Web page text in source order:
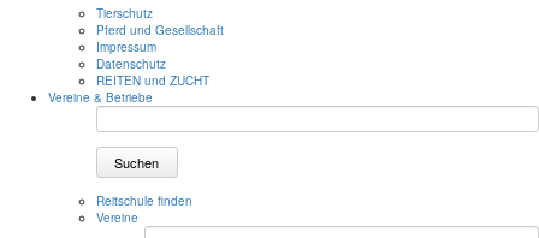
Tierschutz
Pferd und Gesellschaft
Impressum
Datenschutz
REITEN und ZUCHT
Vereine & Betriebe
Suchen
Reitschule finden
Vereine